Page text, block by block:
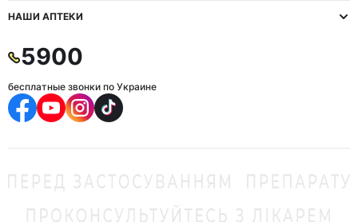
НАШИ АПТЕКИ
5900
бесплатные звонки по Украине